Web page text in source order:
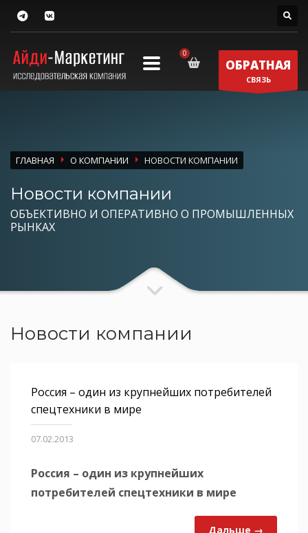
ОБРАТНАЯ
СВЯЗЬ
ГЛАВНАЯ О КОМПАНИИ НОВОСТИ КОМПАНИИ
Новости компании
ОБЪЕКТИВНО И ОПЕРАТИВНО О ПРОМЫШЛЕННЫХ
РЫНКАХ
Новости компании
Россия – один из крупнейших потребителей
спецтехники в мире
07.02.2013
Россия – один из крупнейших
потребителей спецтехники в мире
Дальше →